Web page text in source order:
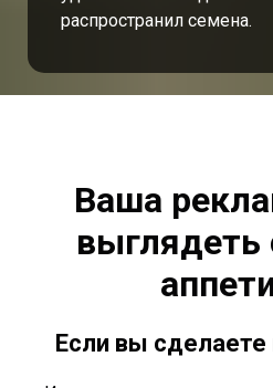
распространил семена.
Ваша
выглядеть
Если вы сделаете